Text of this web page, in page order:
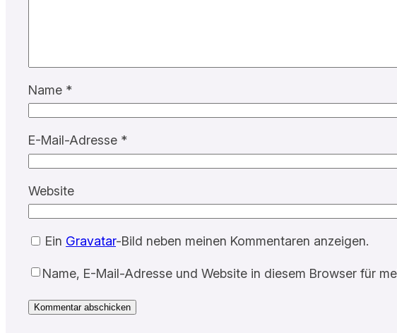
Name *
E-Mail-Adresse *
Website
Ein Gravatar-Bild neben meinen Kommentaren anzeigen.
Name, E-Mail-Adresse und Website in diesem Browser für